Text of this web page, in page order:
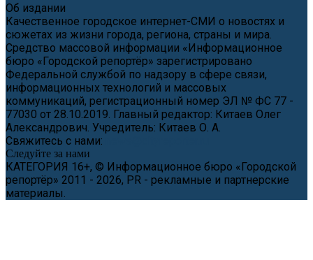
Об издании
Качественное городское интернет-СМИ о новостях и
сюжетах из жизни города, региона, страны и мира.
Средство массовой информации «Информационное
бюро «Городской репортёр» зарегистрировано
Федеральной службой по надзору в сфере связи,
информационных технологий и массовых
коммуникаций, регистрационный номер ЭЛ № ФС 77 -
77030 от 28.10.2019. Главный редактор: Китаев Олег
Александрович. Учредитель: Китаев О. А.
Свяжитесь с нами:
Следуйте за нами
КАТЕГОРИЯ 16+, © Информационное бюро «Городской
репортёр» 2011 - 2026, PR - рекламные и партнерские
материалы.